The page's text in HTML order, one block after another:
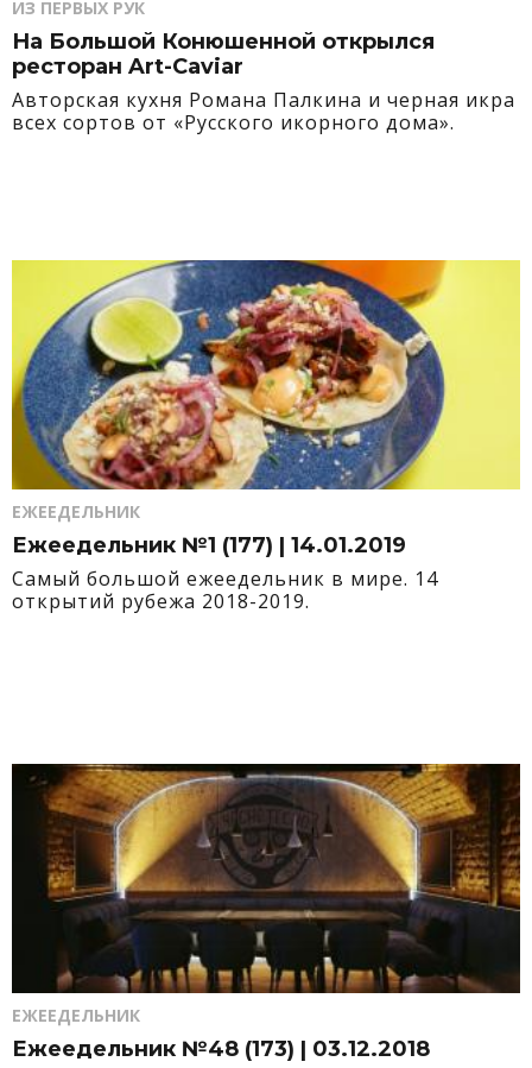
ИЗ ПЕРВЫХ РУК
На Большой Конюшенной открылся
ресторан Art-Caviar
Авторская кухня Романа Палкина и черная икра
всех сортов от «Русского икорного дома».
ЕЖЕЕДЕЛЬНИК
Ежеедельник №1 (177) | 14.01.2019
Самый большой ежеедельник в мире. 14
открытий рубежа 2018-2019.
ЕЖЕЕДЕЛЬНИК
Ежеедельник №48 (173) | 03.12.2018